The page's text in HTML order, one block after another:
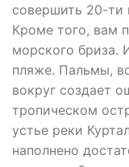
совершить 20-ти
Кроме того, вам
морского бриза.
пляже. Пальмы,
вокруг создает
тропическом
устье реки
наполнено